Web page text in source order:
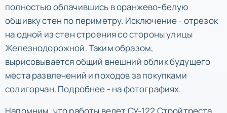
полностью облачившись в оранжево-белую
обшивку стен по периметру. Исключение - отрезок
на одной из стен строения со стороны улицы
Железнодорожной. Таким образом,
вырисовывается общий внешний облик будущего
места развлечений и походов за покупками
солигорчан. Подробнее - на фотографиях.
Напомним, что работы ведет СУ-122 Стройтреста